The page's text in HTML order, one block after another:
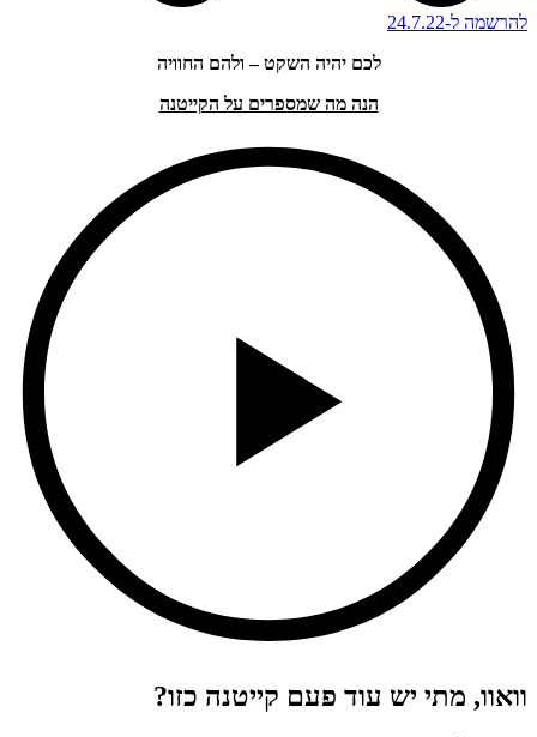
להרשמה ל-24.7.22
לכם יהיה השקט – ולהם החוויה
הנה מה שמספרים על הקייטנה
וואוו, מתי יש עוד פעם קייטנה כזו?